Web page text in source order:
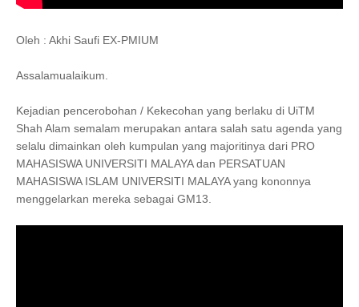
Oleh : Akhi Saufi EX-PMIUM
Assalamualaikum.
Kejadian pencerobohan / Kekecohan yang berlaku di UiTM
Shah Alam semalam merupakan antara salah satu agenda yang
selalu dimainkan oleh kumpulan yang majoritinya dari PRO
MAHASISWA UNIVERSITI MALAYA dan PERSATUAN
MAHASISWA ISLAM UNIVERSITI MALAYA yang kononnya
menggelarkan mereka sebagai GM13.